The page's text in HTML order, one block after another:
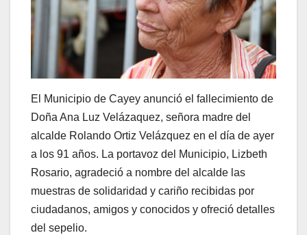
El Municipio de Cayey anunció el fallecimiento de
Doña Ana Luz Velázaquez, señora madre del
alcalde Rolando Ortiz Velázquez en el día de ayer
a los 91 años. La portavoz del Municipio, Lizbeth
Rosario, agradeció a nombre del alcalde las
muestras de solidaridad y cariño recibidas por
ciudadanos, amigos y conocidos y ofreció detalles
del sepelio.